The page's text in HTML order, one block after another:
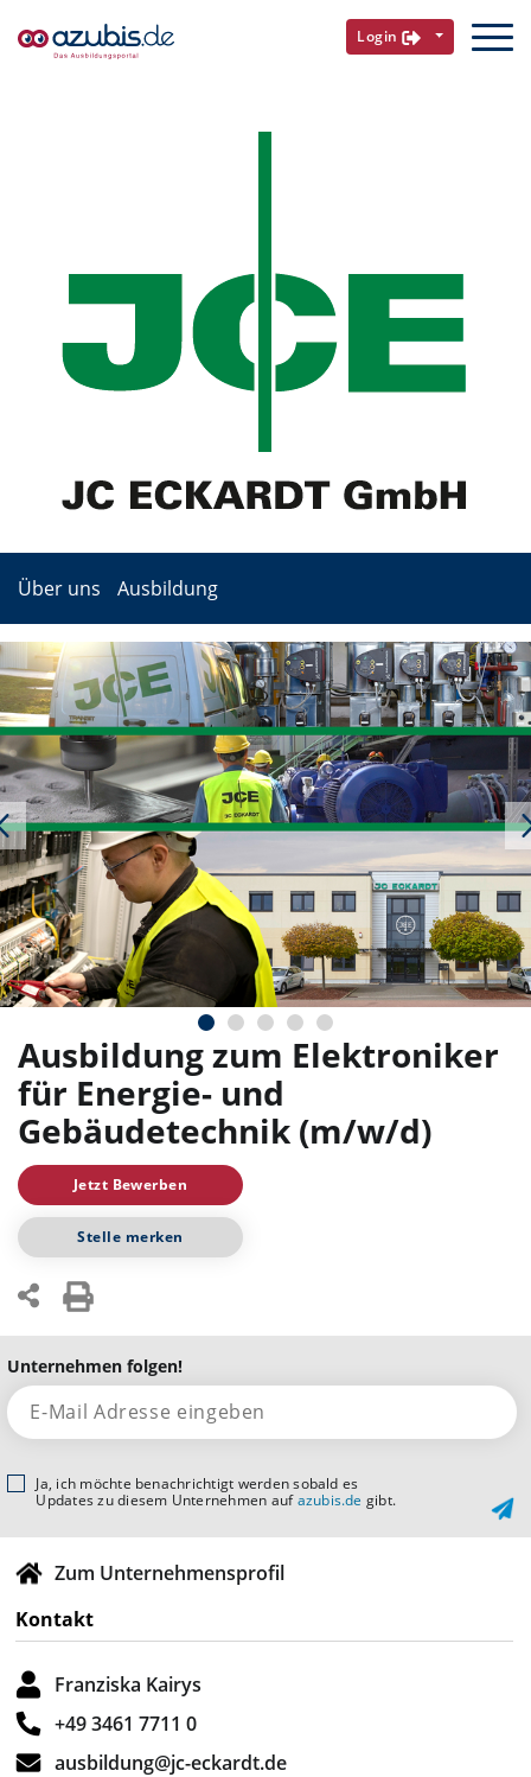
Login
Über uns Ausbildung
Ausbildung zum Elektroniker
für Energie- und
Gebäudetechnik (m/w/d)
Jetzt Bewerben
Stelle merken
Unternehmen folgen!
Ja, ich möchte benachrichtigt werden sobald es
Updates zu diesem Unternehmen aufazubis.de gibt.
Zum Unternehmensprofil
Kontakt
Franziska Kairys
+49 3461 7711 0
ausbildung@jc-eckardt.de